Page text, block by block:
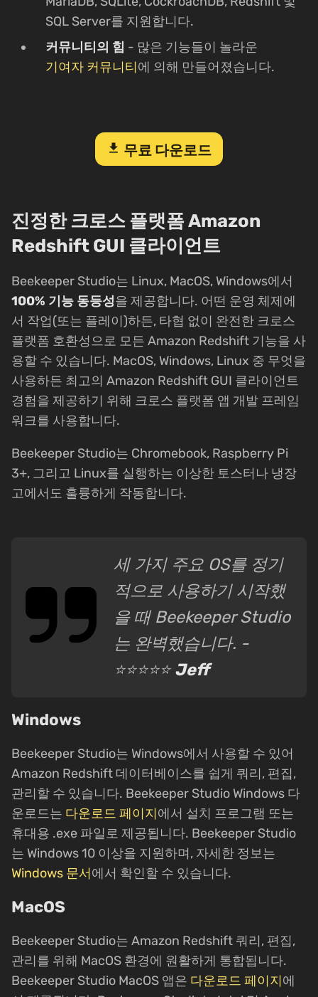
SQL Server를 지원합니다.
커뮤니티의 힘 - 많은 기능들이 놀라운
기여자 커뮤니티에 의해 만들어졌습니다.
download 무료 다운로드
진정한 크로스 플랫폼 Amazon
Redshift GUI 클라이언트
Beekeeper Studio는 Linux, MacOS, Windows에서
100% 기능 동등성을 제공합니다. 어떤 운영 체제에
서 작업(또는 플레이)하든, 타협 없이 완전한 크로스
플랫폼 호환성으로 모든 Amazon Redshift 기능을 사
용할 수 있습니다. MacOS, Windows, Linux 중 무엇을
사용하든 최고의 Amazon Redshift GUI 클라이언트
경험을 제공하기 위해 크로스 플랫폼 앱 개발 프레임
워크를 사용합니다.
Beekeeper Studio는 Chromebook, Raspberry Pi
3+, 그리고 Linux를 실행하는 이상한 토스터나 냉장
고에서도 훌륭하게 작동합니다.
세 가지 주요 OS를 정기
적으로 사용하기 시작했
을 때 Beekeeper Studio
는 완벽했습니다. -
⭐⭐⭐⭐⭐ Jeff
Windows
Beekeeper Studio는 Windows에서 사용할 수 있어
Amazon Redshift 데이터베이스를 쉽게 쿼리, 편집,
관리할 수 있습니다. Beekeeper Studio Windows 다
운로드는 다운로드 페이지에서 설치 프로그램 또는
휴대용 .exe 파일로 제공됩니다. Beekeeper Studio
는 Windows 10 이상을 지원하며, 자세한 정보는
Windows 문서에서 확인할 수 있습니다.
MacOS
Beekeeper Studio는 Amazon Redshift 쿼리, 편집,
관리를 위해 MacOS 환경에 원활하게 통합됩니다.
Beekeeper Studio MacOS 앱은 다운로드 페이지에